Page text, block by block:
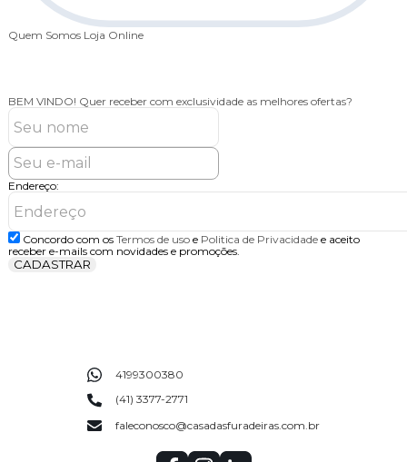
Quem Somos Loja Online
BEM VINDO! Quer receber com exclusividade as melhores ofertas?
Endereço:
Concordo com os Termos de usoe Politica de Privacidadee aceito
receber e-mails com novidades e promoções.
CADASTRAR
4199300380
(41) 3377-2771
faleconosco@casadasfuradeiras.com.br